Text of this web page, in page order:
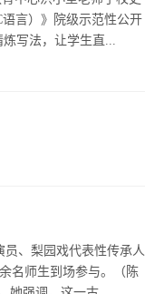
言）》院级示范性公开
写法，让学生直...
员、梨园戏代表性传承人
名师生到场参与。（陈